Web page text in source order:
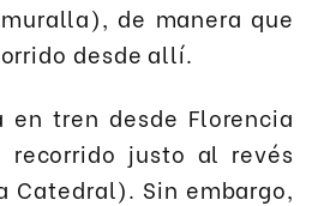
de manera que
desde allí.
tren desde Florencia
recorrido justo al revés
Catedral). Sin embargo,